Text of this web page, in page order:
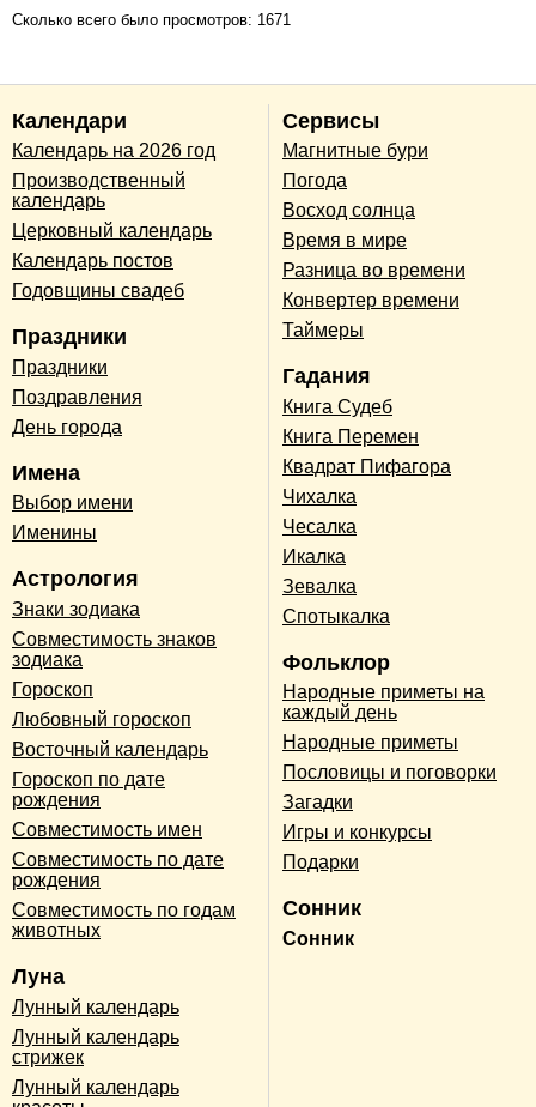
Сколько всего было просмотров: 1671
Календари
Календарь на 2026 год
Производственный
календарь
Церковный календарь
Календарь постов
Годовщины свадеб
Праздники
Праздники
Поздравления
День города
Имена
Выбор имени
Именины
Астрология
Знаки зодиака
Совместимость знаков
зодиака
Гороскоп
Любовный гороскоп
Восточный календарь
Гороскоп по дате
рождения
Совместимость имен
Совместимость по дате
рождения
Совместимость по годам
животных
Луна
Лунный календарь
Лунный календарь
стрижек
Лунный календарь
Сервисы
Магнитные бури
Погода
Восход солнца
Время в мире
Разница во времени
Конвертер времени
Таймеры
Гадания
Книга Судеб
Книга Перемен
Квадрат Пифагора
Чихалка
Чесалка
Икалка
Зевалка
Спотыкалка
Фольклор
Народные приметы на
каждый день
Народные приметы
Пословицы и поговорки
Загадки
Игры и конкурсы
Подарки
Сонник
Сонник